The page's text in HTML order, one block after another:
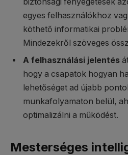
egyes felhasználókhoz
köthető informatikai
Mindezekről szöveges
A felhasználási jelentés
hogy a csapatok hogyan
lehetőséget ad újabb
munkafolyamaton belül,
optimalizálni a működést.
Mesterséges